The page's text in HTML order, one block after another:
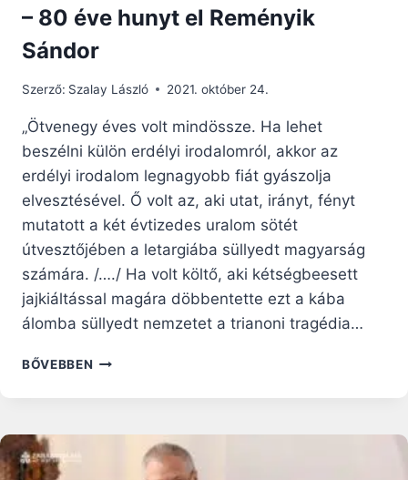
– 80 éve hunyt el Reményik
Sándor
Szerző: Szalay László 2021. október 24.
„Ötvenegy éves volt mindössze. Ha lehet
beszélni külön erdélyi irodalomról, akkor az
erdélyi irodalom legnagyobb fiát gyászolja
elvesztésével. Ő volt az, aki utat, irányt, fényt
mutatott a két évtizedes uralom sötét
útvesztőjében a letargiába süllyedt magyarság
számára. /…./ Ha volt költő, aki kétségbeesett
jajkiáltással magára döbbentette ezt a kába
álomba süllyedt nemzetet a trianoni tragédia…
BŐVEBBEN „VAGYOK,
TRUBADÚROD”